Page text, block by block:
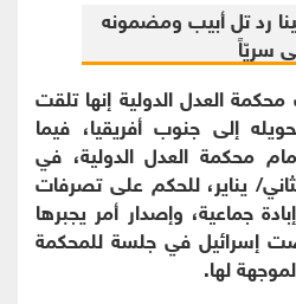
محكمة العدل الدولية إنها تلقت
إلى جنوب أفريقيا، فيما
محكمة العدل الدولية، في
يناير، للحكم على تصرفات
جماعية، وإصدار أمر يجبرها
إسرائيل في جلسة للمحكمة
لها.